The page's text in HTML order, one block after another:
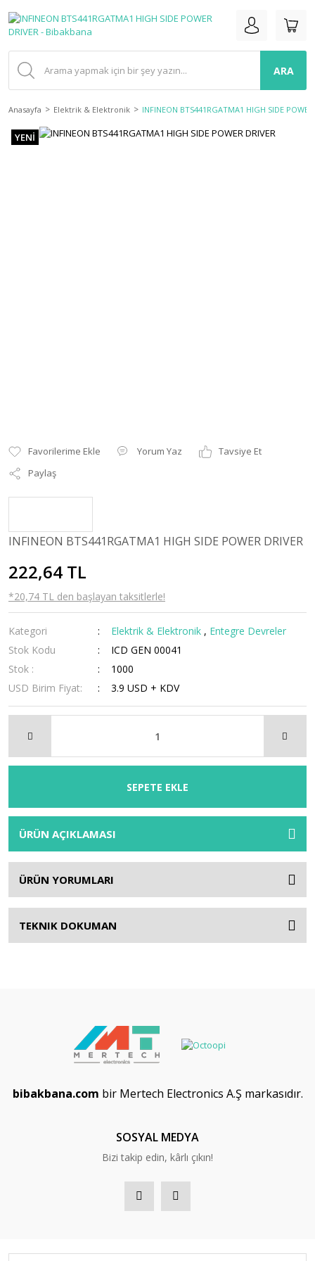
ARA
Anasayfa Elektrik & Elektronik INFINEON BTS441RGATMA1 HIGH SIDE POWER
YENİ
Yorum Yaz
Tavsiye Et
Paylaş
INFINEON BTS441RGATMA1 HIGH SIDE POWER DRIVER
222,64 TL
*20,74 TL den başlayan taksitlerle!
Kategori Elektrik & Elektronik , Entegre Devreler
Stok Kodu
ICD GEN 00041
Stok :
1000
USD Birim Fiyat:
3.9 USD + KDV
SEPETE EKLE
ÜRÜN AÇIKLAMASI
ÜRÜN YORUMLARI
TEKNIK DOKUMAN
bibakbana.com bir Mertech Electronics A.Ş markasıdır.
SOSYAL MEDYA
Bizi takip edin, kârlı çıkın!